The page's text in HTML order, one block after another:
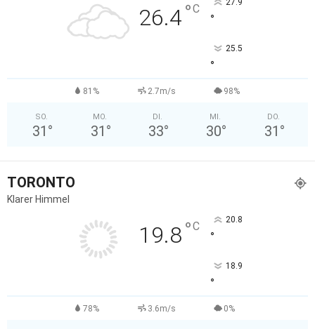
26.4°C 27.9
°
25.5
°
81% 2.7m/s 98%
SO.
31 °
MO.
31 °
DI.
33°
MI.
30°
DO.
31 °
TORONTO
Klarer Himmel
19.8°C 20.8
°
18.9
°
78% 3.6m/s 0%